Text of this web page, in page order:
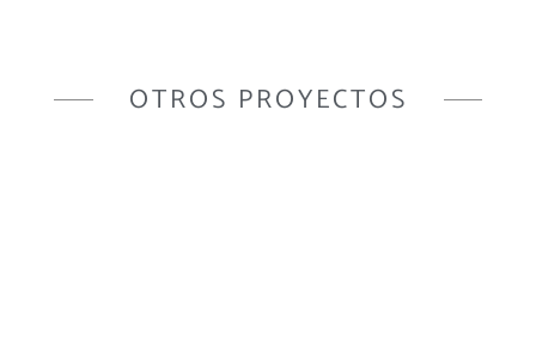
OTROS PROYECTOS